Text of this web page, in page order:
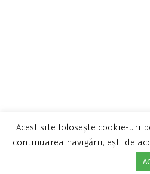
Acest site folosește cookie-uri
continuarea navigării, ești de